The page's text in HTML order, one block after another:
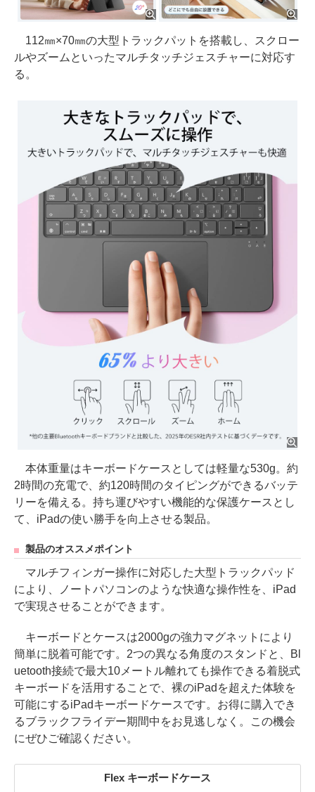
112㎜×70㎜の大型トラックパットを搭載し、スクロー
ルやズームといったマルチタッチジェスチャーに対応す
る。
本体重量はキーボードケースとしては軽量な530g。約
2時間の充電で、約120時間のタイピングができるバッテ
リーを備える。持ち運びやすい機能的な保護ケースとし
て、iPadの使い勝手を向上させる製品。
製品のオススメポイント
マルチフィンガー操作に対応した大型トラックパッド
により、ノートパソコンのような快適な操作性を、iPad
で実現させることができます。
キーボードとケースは2000gの強力マグネットにより
簡単に脱着可能です。2つの異なる角度のスタンドと、Bl
uetooth接続で最大10メートル離れても操作できる着脱式
キーボードを活用することで、裸のiPadを超えた体験を
可能にするiPadキーボードケースです。お得に購入でき
るブラックフライデー期間中をお見逃しなく。この機会
にぜひご確認ください。
Flex キーボードケース